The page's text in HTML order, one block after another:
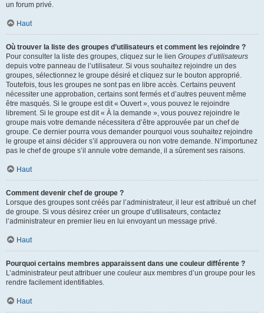
un forum privé.
Haut
Où trouver la liste des groupes d’utilisateurs et comment les rejoindre ?
Pour consulter la liste des groupes, cliquez sur le lien Groupes d’utilisateurs
depuis votre panneau de l’utilisateur. Si vous souhaitez rejoindre un des
groupes, sélectionnez le groupe désiré et cliquez sur le bouton approprié.
Toutefois, tous les groupes ne sont pas en libre accès. Certains peuvent
nécessiter une approbation, certains sont fermés et d’autres peuvent même
être masqués. Si le groupe est dit « Ouvert », vous pouvez le rejoindre
librement. Si le groupe est dit « À la demande », vous pouvez rejoindre le
groupe mais votre demande nécessitera d’être approuvée par un chef de
groupe. Ce dernier pourra vous demander pourquoi vous souhaitez rejoindre
le groupe et ainsi décider s’il approuvera ou non votre demande. N’importunez
pas le chef de groupe s’il annule votre demande, il a sûrement ses raisons.
Haut
Comment devenir chef de groupe ?
Lorsque des groupes sont créés par l’administrateur, il leur est attribué un chef
de groupe. Si vous désirez créer un groupe d’utilisateurs, contactez
l’administrateur en premier lieu en lui envoyant un message privé.
Haut
Pourquoi certains membres apparaissent dans une couleur différente ?
L’administrateur peut attribuer une couleur aux membres d’un groupe pour les
rendre facilement identifiables.
Haut